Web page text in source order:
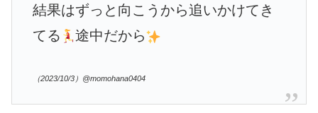
結果はずっと向こうから追いかけてき
てる
途中だから
（2023/10/3）@momohana0404